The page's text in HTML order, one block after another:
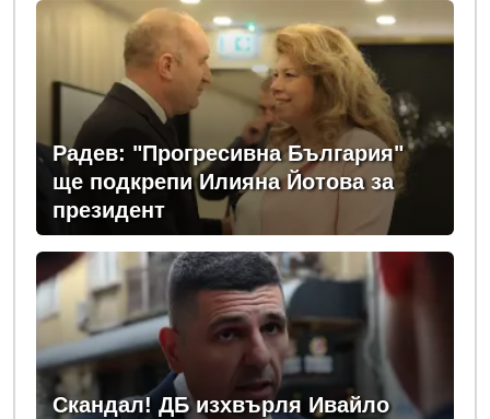
Радев: "Прогресивна България"
ще подкрепи Илияна Йотова за
президент
Скандал! ДБ изхвърля Ивайло